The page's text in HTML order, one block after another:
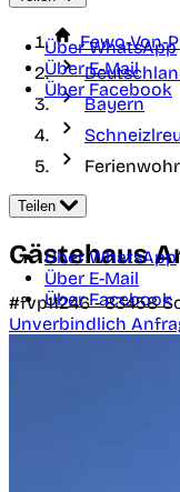
Über WhatsApp
Über E-Mail
Über Facebook
Fewo-Von-
Bayern
Teilen
Über WhatsApp
Über E-Mail
Über Facebook
Gästehaus
#fvp11246 -83458
Unverbindlich